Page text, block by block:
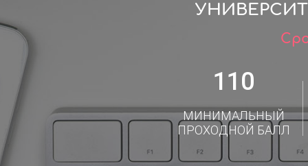
110
МИНИМАЛЬНЫЙ
ПРОХОДНОЙ БАЛЛ